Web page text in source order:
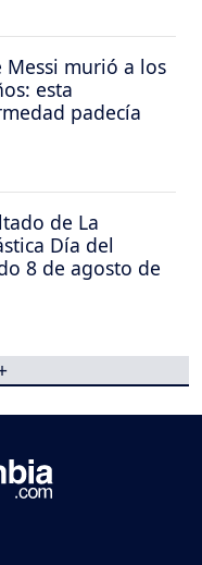
Messi murió a los
esta
padecía
de La
Día del
8 de agosto de